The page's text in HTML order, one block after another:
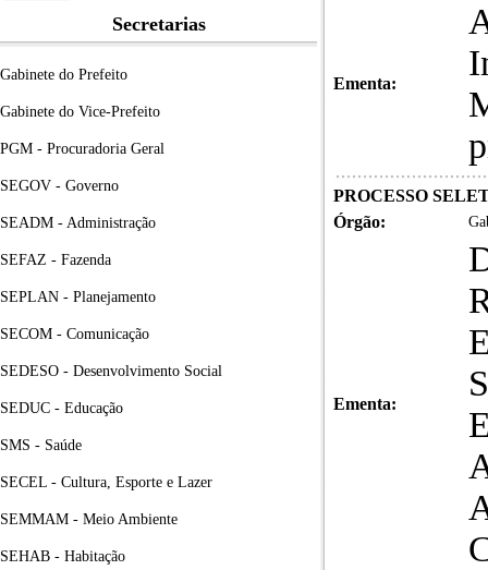
Secretarias
Gabinete do Prefeito
Gabinete do Vice-Prefeito
PGM - Procuradoria Geral
SEGOV - Governo
SEADM - Administração
SEFAZ - Fazenda
SEPLAN - Planejamento
SECOM - Comunicação
SEDESO - Desenvolvimento Social
SEDUC - Educação
SMS - Saúde
SECEL - Cultura, Esporte e Lazer
SEMMAM - Meio Ambiente
SEHAB - Habitação
Ementa:
PROCESSO
Órgão:
Ementa: